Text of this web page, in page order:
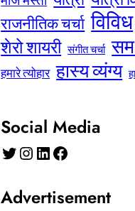
राजनीतिक चर्चा विविध
शेरो शायरी संगीत चर्चा
हमारे त्योहार हास्य व्यंग्य
Social Media
Twitter Instagram LinkedIn Facebook
Advertisement